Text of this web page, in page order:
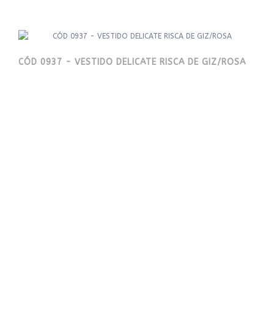
CÓD 0937 - VESTIDO DELICATE RISCA DE GIZ/ROSA